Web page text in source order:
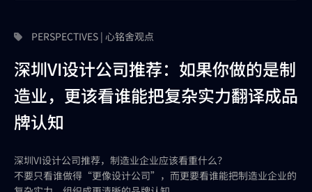
PERSPECTIVES | 心铭舍观点
深圳VI设计公司推荐：如果你做的是制
造业，更该看谁能把复杂实力翻译成品
牌认知
深圳VI设计公司推荐，制造业企业应该看重什么？
不要只看谁做得“更像设计公司”，而更要看谁能把制造业企业的